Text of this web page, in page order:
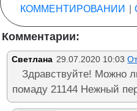
КОММЕНТИРОВАНИИ
Комментарии:
Светлана 29.07.2020 10:03
Здравствуйте! Можно
помаду 21144 Нежный